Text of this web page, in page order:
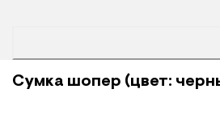
Сумка шопер (цвет: